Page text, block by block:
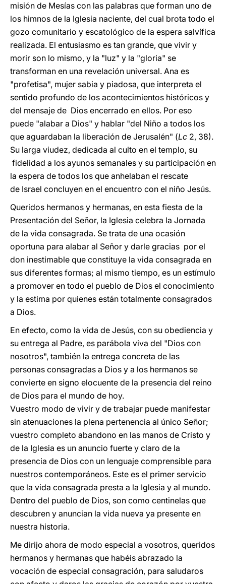
misión de Mesías con las palabras que forman uno de
los himnos de la Iglesia naciente, del cual brota todo el
gozo comunitario y escatológico de la espera salvífica
realizada. El entusiasmo es tan grande, que vivir y
morir son lo mismo, y la "luz" y la "gloria" se
transforman en una revelación universal. Ana es
"profetisa", mujer sabia y piadosa, que interpreta el
sentido profundo de los acontecimientos históricos y
del mensaje de Dios encerrado en ellos. Por eso
puede "alabar a Dios" y hablar "del Niño a todos los
que aguardaban la liberación de Jerusalén" (Lc 2, 38).
Su larga viudez, dedicada al culto en el templo, su
fidelidad a los ayunos semanales y su participación en
la espera de todos los que anhelaban el rescate
de Israel concluyen en el encuentro con el niño Jesús.
Queridos hermanos y hermanas, en esta fiesta de la
Presentación del Señor, la Iglesia celebra la Jornada
de la vida consagrada. Se trata de una ocasión
oportuna para alabar al Señor y darle gracias por el
don inestimable que constituye la vida consagrada en
sus diferentes formas; al mismo tiempo, es un estímulo
a promover en todo el pueblo de Dios el conocimiento
y la estima por quienes están totalmente consagrados
a Dios.
En efecto, como la vida de Jesús, con su obediencia y
su entrega al Padre, es parábola viva del "Dios con
nosotros", también la entrega concreta de las
personas consagradas a Dios y a los hermanos se
convierte en signo elocuente de la presencia del reino
de Dios para el mundo de hoy.
Vuestro modo de vivir y de trabajar puede manifestar
sin atenuaciones la plena pertenencia al único Señor;
vuestro completo abandono en las manos de Cristo y
de la Iglesia es un anuncio fuerte y claro de la
presencia de Dios con un lenguaje comprensible para
nuestros contemporáneos. Este es el primer servicio
que la vida consagrada presta a la Iglesia y al mundo.
Dentro del pueblo de Dios, son como centinelas que
descubren y anuncian la vida nueva ya presente en
nuestra historia.
Me dirijo ahora de modo especial a vosotros, queridos
hermanos y hermanas que habéis abrazado la
vocación de especial consagración, para saludaros